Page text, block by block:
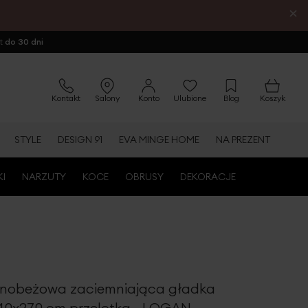
×
do 30 dni
Kontakt Salony Konto Ulubione Blog Koszyk
STYLE DESIGN 91 EVA MINGE HOME NA PREZENT
NARZUTY KOCE OBRUSY DEKORACJE
zaciemniająca gładka